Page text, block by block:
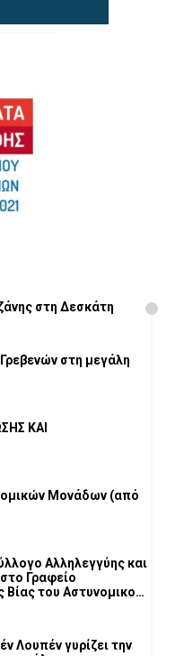
στη Δεσκάτη
στη μεγάλη
ΚΑΙ
Μονάδων (από
Αλληλεγγύης και
Γραφείο
Βίας του Αστυνομικού
Λουπέν γυρίζει την